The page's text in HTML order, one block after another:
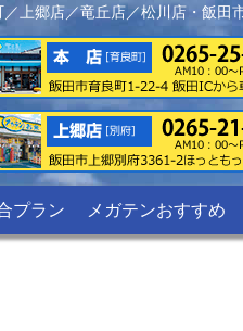
上郷店／竜丘店／松川店・飯田
プラン メガテンおすすめ